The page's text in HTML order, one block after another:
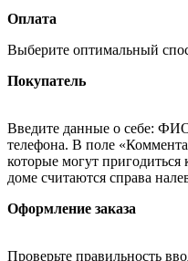
Оплата
Выберите оптимальный
Покупатель
Введите данные о себе:
телефона. В поле
которые могут пригодиться
доме считаются справа
Оформление заказа
Проверьте правильность